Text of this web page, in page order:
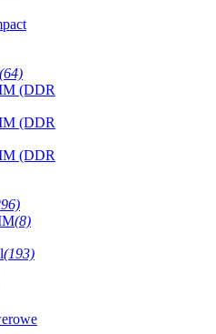
(64)
(DDR
(DDR
(DDR
(8)
(193)